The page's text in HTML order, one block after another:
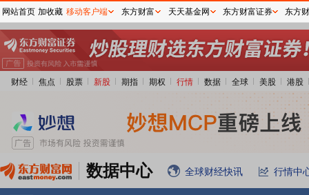
财经 焦点 股票 新股 期指 期权 行情 数据 全球 美股 港股
数据中心 全球财经快讯 行情中
网站首页 加收藏 移动客户端 东方财富 天天基金网 东方财富证券 东方